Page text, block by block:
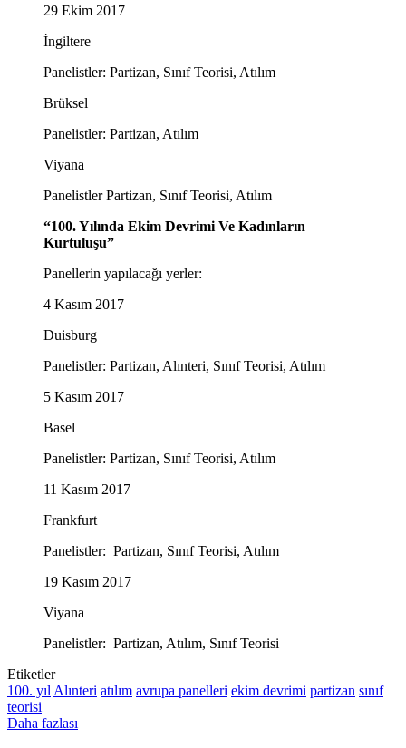
29 Ekim 2017
İngiltere
Panelistler: Partizan, Sınıf Teorisi, Atılım
Brüksel
Panelistler: Partizan, Atılım
Viyana
Panelistler Partizan, Sınıf Teorisi, Atılım
“100. Yılında Ekim Devrimi Ve Kadınların
Kurtuluşu”
Panellerin yapılacağı yerler:
4 Kasım 2017
Duisburg
Panelistler: Partizan, Alınteri, Sınıf Teorisi, Atılım
5 Kasım 2017
Basel
Panelistler: Partizan, Sınıf Teorisi, Atılım
11 Kasım 2017
Frankfurt
Panelistler: Partizan, Sınıf Teorisi, Atılım
19 Kasım 2017
Viyana
Panelistler: Partizan, Atılım, Sınıf Teorisi
Etiketler
100. yıl Alınteri atılım avrupa panelleri ekim devrimi partizan sınıf
teorisi
Daha fazlası